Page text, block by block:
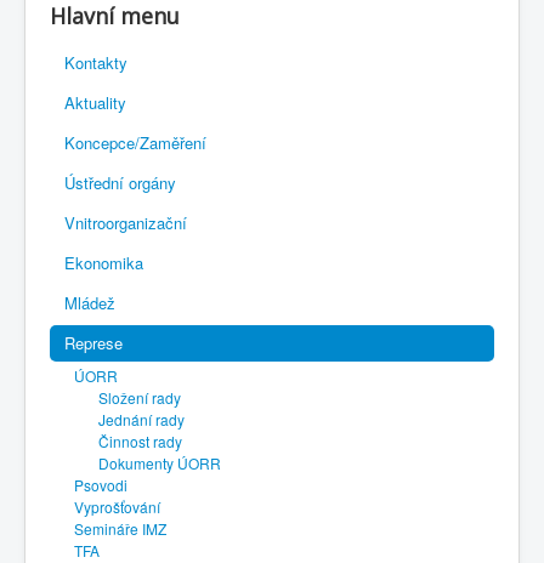
Rejstřík sportu
Novelizace Stanov SH ČMS
Plán činnosti 2026
Kalendář akcí
Výhody pro členy
Portál REDENOX
Hlavní menu
Kontakty
Aktuality
Koncepce/Zaměření
Ústřední orgány
Vnitroorganizační
Ekonomika
Mládež
Represe
ÚORR
Složení rady
Jednání rady
Činnost rady
Dokumenty ÚORR
Psovodi
Vyprošťování
Semináře IMZ
TFA